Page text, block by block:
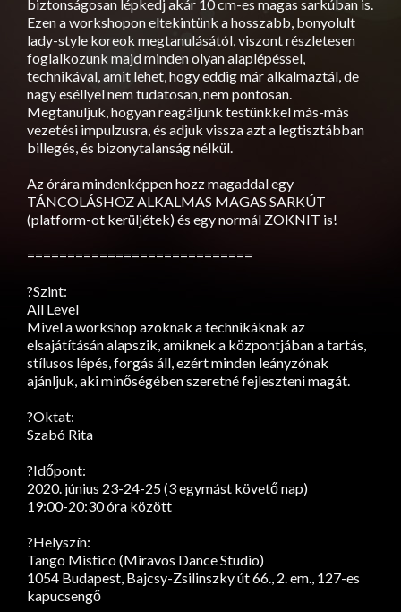
biztonságosan lépkedj akár 10 cm-es magas sarkúban is.
Ezen a workshopon eltekintünk a hosszabb, bonyolult
lady-style koreok megtanulásától, viszont részletesen
foglalkozunk majd minden olyan alaplépéssel,
technikával, amit lehet, hogy eddig már alkalmaztál, de
nagy eséllyel nem tudatosan, nem pontosan.
Megtanuljuk, hogyan reagáljunk testünkkel más-más
vezetési impulzusra, és adjuk vissza azt a legtisztábban
billegés, és bizonytalanság nélkül.
Az órára mindenképpen hozz magaddal egy
TÁNCOLÁSHOZ ALKALMAS MAGAS SARKÚT
(platform-ot kerüljétek) és egy normál ZOKNIT is!
============================
?Szint:
All Level
Mivel a workshop azoknak a technikáknak az
elsajátításán alapszik, amiknek a központjában a tartás,
stílusos lépés, forgás áll, ezért minden leányzónak
ajánljuk, aki minőségében szeretné fejleszteni magát.
?Oktat:
Szabó Rita
?Időpont:
2020. június 23-24-25 (3 egymást követő nap)
19:00-20:30 óra között
?Helyszín:
Tango Mistico (Miravos Dance Studio)
1054 Budapest, Bajcsy-Zsilinszky út 66., 2. em., 127-es
kapucsengő